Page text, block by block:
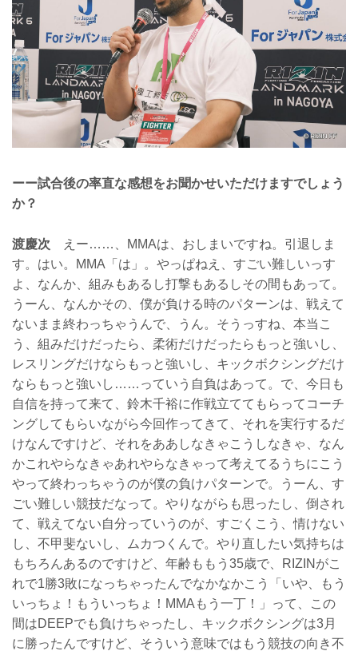
ーー試合後の率直な感想をお聞かせいただけますでしょう
か？
渡慶次 えー……、MMAは、おしまいですね。引退しま
す。はい。MMA「は」。やっぱねえ、すごい難しいっす
よ、なんか、組みもあるし打撃もあるしその間もあって。
うーん、なんかその、僕が負ける時のパターンは、戦えて
ないまま終わっちゃうんで、うん。そうっすね、本当こ
う、組みだけだったら、柔術だけだったらもっと強いし、
レスリングだけならもっと強いし、キックボクシングだけ
ならもっと強いし……っていう自負はあって。で、今日も
自信を持って来て、鈴木千裕に作戦立ててもらってコーチ
ングしてもらいながら今回作ってきて、それを実行するだ
けなんですけど、それをああしなきゃこうしなきゃ、なん
かこれやらなきゃあれやらなきゃって考えてるうちにこう
やって終わっちゃうのが僕の負けパターンで。うーん、す
ごい難しい競技だなって。やりながらも思ったし、倒され
て、戦えてない自分っていうのが、すごくこう、情けない
し、不甲斐ないし、ムカつくんで。やり直したい気持ちは
もちろんあるのですけど、年齢ももう35歳で、RIZINがこ
れで1勝3敗になっちゃったんでなかなかこう「いや、もう
いっちょ！もういっちょ！MMAもう一丁！」って、この
間はDEEPでも負けちゃったし、キックボクシングは3月
に勝ったんですけど、そういう意味ではもう競技の向き不